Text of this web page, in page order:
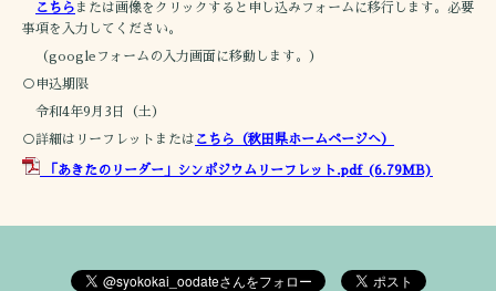
こちら または画像をクリックすると申し込みフォームに移行します。必要
事項を入力してください。
（googleフォームの入力画面に移動します。）
○申込期限
令和4年9月3日（土）
○詳細はリーフレットまたは こちら（秋田県ホームページへ）
「 あきたのリーダー」シンポジウムリーフレット.pdf(6.79MB)